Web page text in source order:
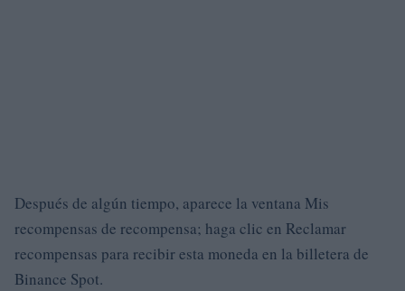
Después de algún tiempo, aparece la ventana Mis
recompensas de recompensa; haga clic en Reclamar
recompensas para recibir esta moneda en la billetera de
Binance Spot.